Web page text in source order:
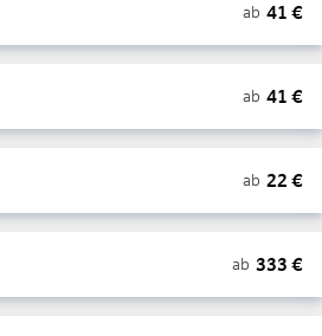
ab 41 €
ab 41 €
ab 22 €
ab 333 €